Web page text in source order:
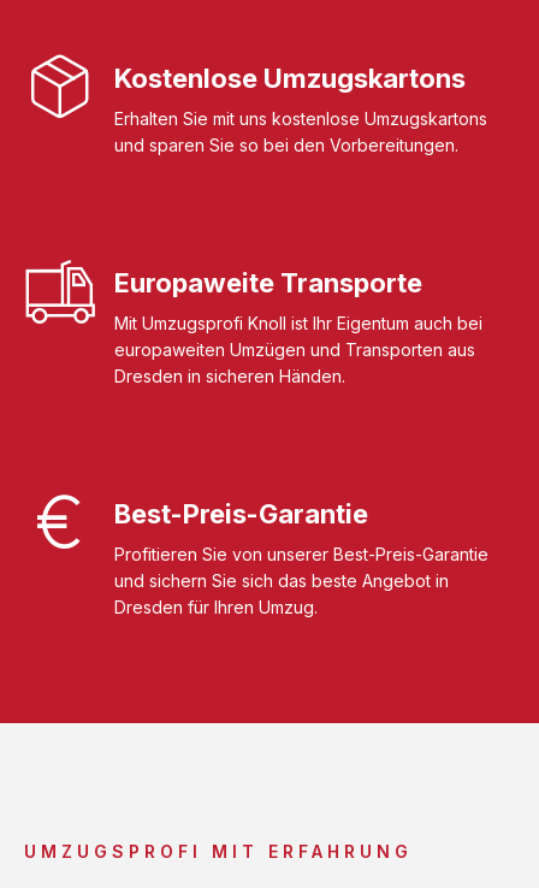
Kostenlose Umzugskartons
Erhalten Sie mit uns kostenlose Umzugskartons
und sparen Sie so bei den Vorbereitungen.
Europaweite Transporte
Mit Umzugsprofi Knoll ist Ihr Eigentum auch bei
europaweiten Umzügen und Transporten aus
Dresden in sicheren Händen.
Best-Preis-Garantie
Profitieren Sie von unserer Best-Preis-Garantie
und sichern Sie sich das beste Angebot in
Dresden für Ihren Umzug.
UMZUGSPROFI MIT ERFAHRUNG